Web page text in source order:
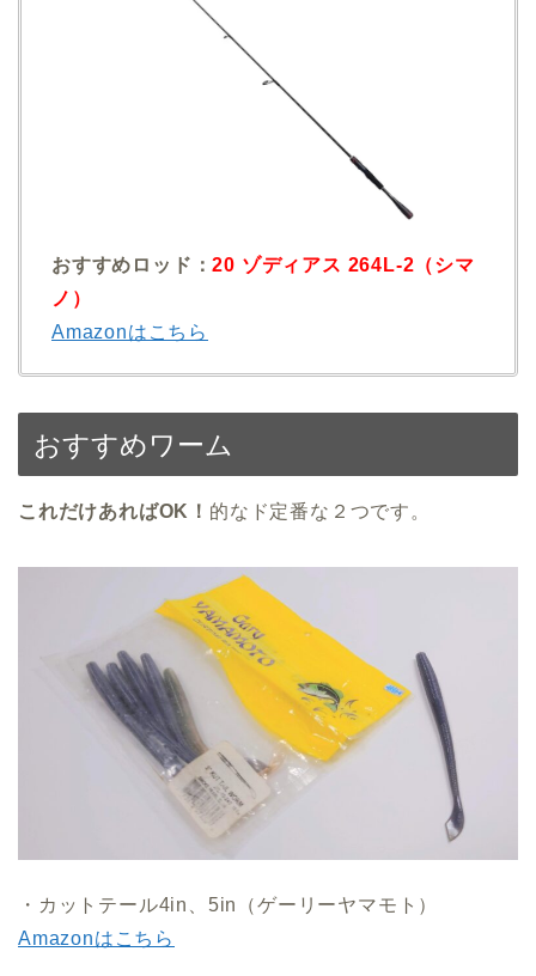
おすすめロッド：20 ゾディアス 264L-2（シマ
ノ）
Amazonはこちら
おすすめワーム
これだけあればOK！ 的なド定番な２つです。
・カットテール4in、5in（ゲーリーヤマモト）
Amazonはこちら